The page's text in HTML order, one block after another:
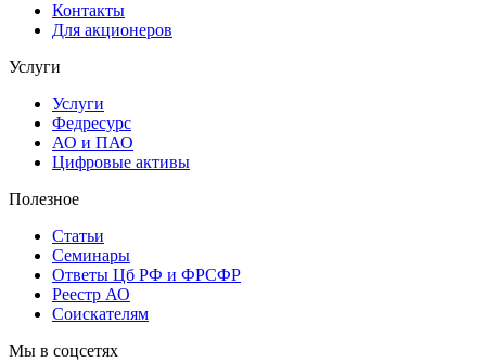
Контакты
Для акционеров
Услуги
Услуги
Федресурс
АО и ПАО
Цифровые активы
Полезное
Статьи
Cеминары
Ответы Цб РФ и ФРСФР
Реестр АО
Соискателям
Мы в соцсетях